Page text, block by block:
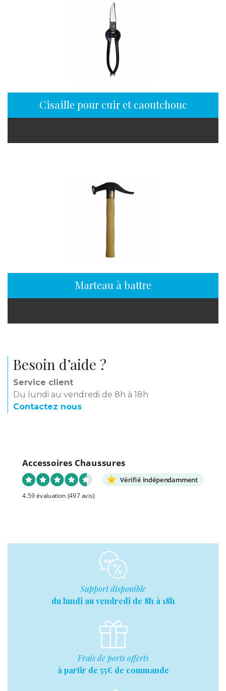
Besoin d’aide ?
Service client
Du lundi au vendredi de 8h à 18h
Contactez nous
Accessoires Chaussures
Vérifié indépendamment
4.59 évaluation (497 avis)
Support disponible
du lundi au vendredi de 8h à 18h
Frais de ports offerts
à partir de 55€ de commande
Cisaille pour cuir et caoutchouc
Marteau à battre